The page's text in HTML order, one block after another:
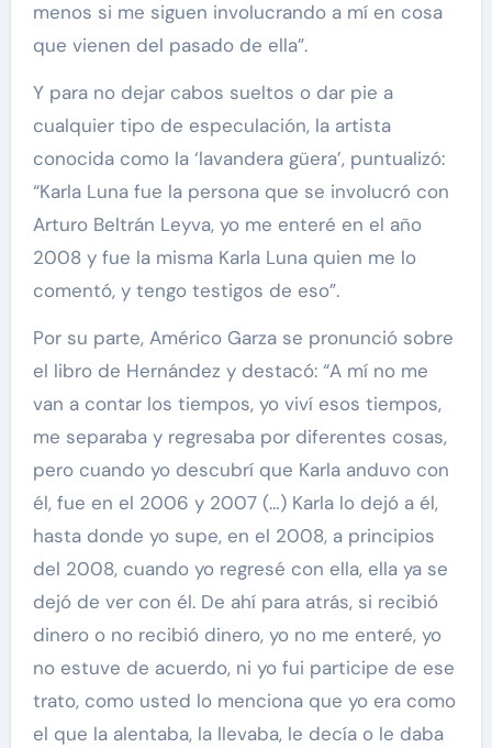
menos si me siguen involucrando a mí en cosa
que vienen del pasado de ella”.
Y para no dejar cabos sueltos o dar pie a
cualquier tipo de especulación, la artista
conocida como la ‘lavandera güera’, puntualizó:
“Karla Luna fue la persona que se involucró con
Arturo Beltrán Leyva, yo me enteré en el año
2008 y fue la misma Karla Luna quien me lo
comentó, y tengo testigos de eso”.
Por su parte, Américo Garza se pronunció sobre
el libro de Hernández y destacó: “A mí no me
van a contar los tiempos, yo viví esos tiempos,
me separaba y regresaba por diferentes cosas,
pero cuando yo descubrí que Karla anduvo con
él, fue en el 2006 y 2007 (…) Karla lo dejó a él,
hasta donde yo supe, en el 2008, a principios
del 2008, cuando yo regresé con ella, ella ya se
dejó de ver con él. De ahí para atrás, si recibió
dinero o no recibió dinero, yo no me enteré, yo
no estuve de acuerdo, ni yo fui participe de ese
trato, como usted lo menciona que yo era como
el que la alentaba, la llevaba, le decía o le daba